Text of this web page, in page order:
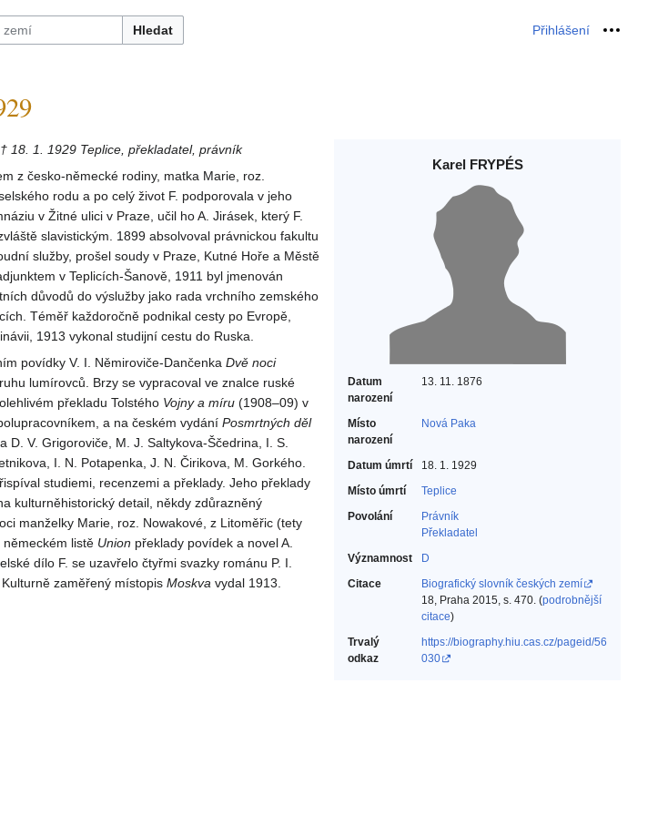
Hledat Přihlášení Osobní
Karel FRYPÉS
Datum
narození
13. 11. 1876
Místo
narození
Nová Paka
Datum úmrtí
18. 1. 1929
Místo úmrtí
Teplice
Povolání
Právník‎
Překladatel‎
Významnost
D
Citace
Biografický slovník českých zemí
18, Praha 2015, s. 470. (podrobnější
citace)
Trvalý
odkaz
https://biography.hiu.cas.cz/pageid/56
030
18. 1. 1929 Teplice, překladatel, právník
z česko-německé rodiny, matka Marie, roz.
rodu a po celý život F. podporovala v jeho
v Žitné ulici v Praze, učil ho A. Jirásek, který F.
slavistickým. 1899 absolvoval právnickou fakultu
služby, prošel soudy v Praze, Kutné Hoře a Městě
v Teplicích-Šanově, 1911 byl jmenován
důvodů do výslužby jako rada vrchního zemského
Téměř každoročně podnikal cesty po Evropě,
1913 vykonal studijní cestu do Ruska.
povídky V. I. Němiroviče-Dančenka Dvě noci
lumírovců. Brzy se vypracoval ve znalce ruské
překladu Tolstého Vojny a míru (1908–09) v
a na českém vydání Posmrtných děl
D. V. Grigoroviče, M. J. Saltykova-Ščedrina, I. S.
I. N. Potapenka, J. N. Čirikova, M. Gorkého.
studiemi, recenzemi a překlady. Jeho překlady
kulturněhistorický detail, někdy zdůrazněný
manželky Marie, roz. Nowakové, z Litoměřic (tety
listě Union překlady povídek a novel A.
dílo F. se uzavřelo čtyřmi svazky románu P. I.
zaměřený místopis Moskva vydal 1913.